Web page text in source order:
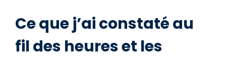
Ce que j’ai constaté au
fil des heures et les